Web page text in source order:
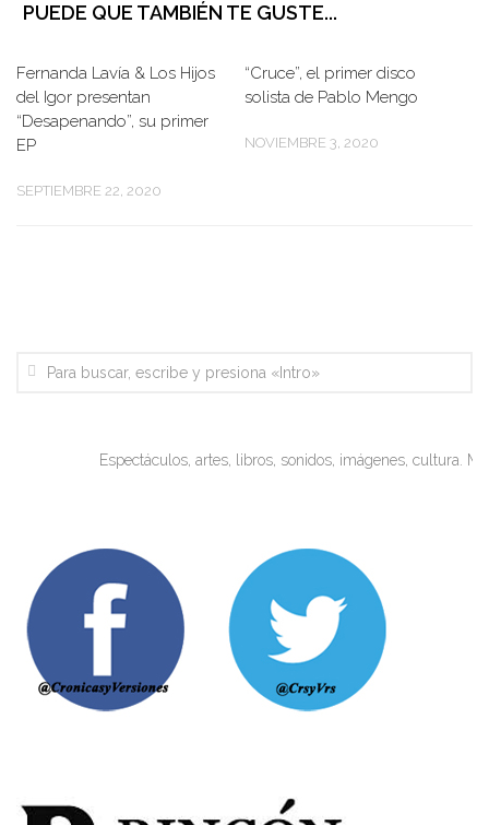
PUEDE QUE TAMBIÉN TE GUSTE...
Fernanda Lavía & Los Hijos
del Igor presentan
“Desapenando”, su primer
EP
SEPTIEMBRE 22, 2020
“Cruce”, el primer disco
solista de Pablo Mengo
NOVIEMBRE 3, 2020
Espectáculos, artes, libros, sonidos, imágenes, cultura.